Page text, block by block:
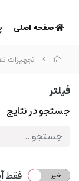
صفحه اصلی
تجهیزات
فیلتر
جستجو در نتایج
بله خیر فقط